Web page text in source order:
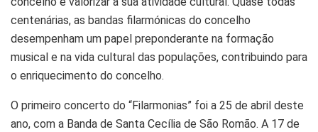
centenárias, as bandas filarmónicas do concelho
desempenham um papel preponderante na formação
musical e na vida cultural das populações, contribuindo para
o enriquecimento do concelho.
O primeiro concerto do “Filarmonias” foi a 25 de abril deste
ano, com a Banda de Santa Cecília de São Romão. A 17 de